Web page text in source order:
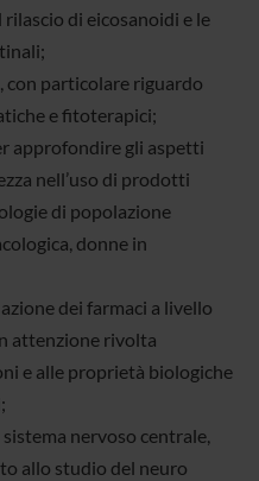
di eicosanoidi e le
con particolare riguardo
e fitoterapici;
approfondire gli aspetti
nell’uso di prodotti
di popolazione
donne in
dei farmaci a livello
attenzione rivolta
e alle proprietà biologiche
nervoso centrale,
allo studio del neuro